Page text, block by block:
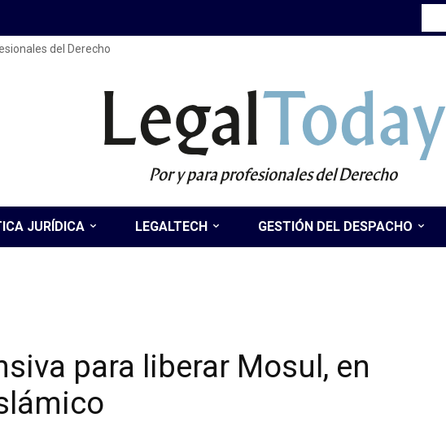
del Derecho
LegalToday
Por y para profesionales del Derecho
JURÍDICA LEGALTECH GESTIÓN DEL DESPACHO
para liberar Mosul, en